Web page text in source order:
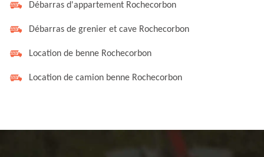
Débarras d'appartement Rochecorbon
Débarras de grenier et cave Rochecorbon
Location de benne Rochecorbon
Location de camion benne Rochecorbon